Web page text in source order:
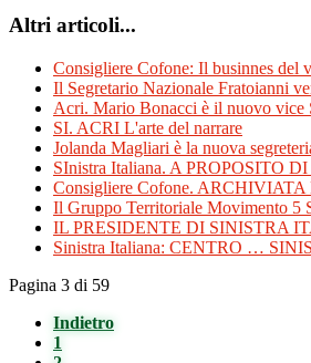
Altri articoli...
Consigliere Cofone: Il businnes del
Il Segretario Nazionale Fratoianni
Acri. Mario Bonacci è il nuovo vice
SI. ACRI L'arte del narrare
Jolanda Magliari è la nuova
SInistra Italiana. A PROPOSITO
Consigliere Cofone.
Il Gruppo Territoriale Movimento 5
IL PRESIDENTE DI SINISTRA
Sinistra Italiana: CENTRO …
Pagina 3 di 59
Indietro
1